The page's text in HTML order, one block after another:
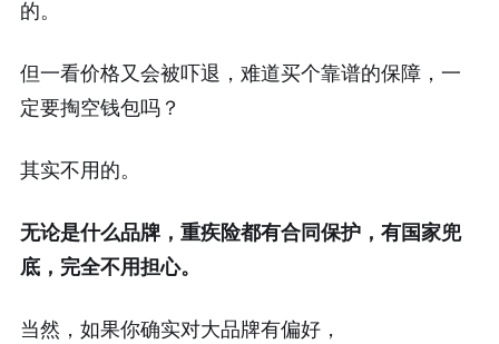
的。
但一看价格又会被吓退，难道买个靠谱的保障，一
定要掏空钱包吗？
其实不用的。
无论是什么品牌，重疾险都有合同保护，有国家兜
底，完全不用担心。
当然，如果你确实对大品牌有偏好，